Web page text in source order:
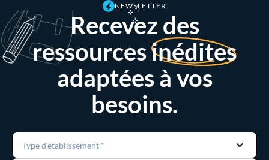
NEWSLETTER
Recevez des
ressourcesinédites
adaptées à vos
besoins.
Type d'établissement *